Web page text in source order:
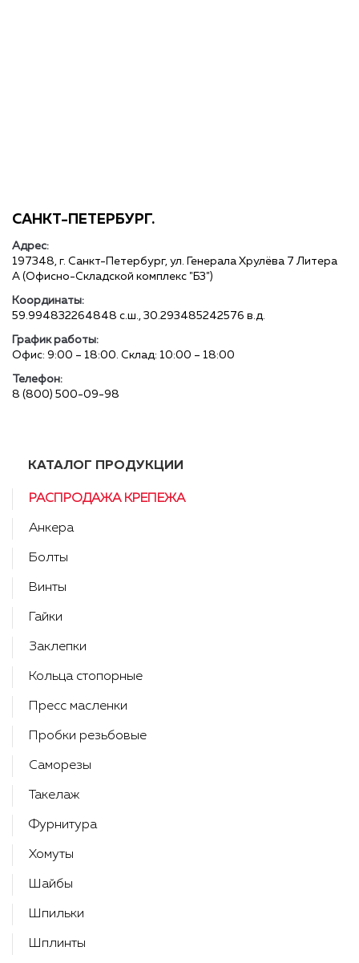
САНКТ-ПЕТЕРБУРГ.
Адрес:
197348, г. Санкт-Петербург, ул. Генерала Хрулёва 7 Литера
А (Офисно-Складской комплекс "Б3")
Координаты:
59.994832264848 с.ш., 30.293485242576 в.д.
График работы:
Офис: 9:00 – 18:00. Склад: 10:00 – 18:00
Телефон:
8 (800) 500-09-98
КАТАЛОГ ПРОДУКЦИИ
РАСПРОДАЖА КРЕПЕЖА
Анкера
Болты
Винты
Гайки
Заклепки
Кольца стопорные
Пресс масленки
Пробки резьбовые
Саморезы
Такелаж
Фурнитура
Хомуты
Шайбы
Шпильки
Шплинты